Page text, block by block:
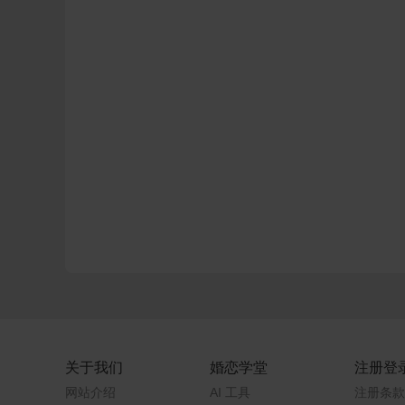
关于我们
网站介绍
婚恋学堂
AI 工具
注册登
注册条款